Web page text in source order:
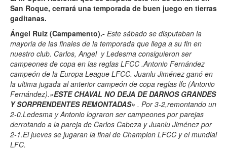
San Roque, cerrará una temporada de buen juego en tierras
gaditanas.
Ángel Ruiz (Campamento).- Este sábado se disputaban la
mayoria de las finales de la temporada que llega a su fin en
nuestro club. Carlos, Angel y Ledesma consiguieron ser
campeones de copa en las reglas LFCC .Antonio Fernández
campeón de la Europa League LFCC. Juanlu Jiménez ganó en
la ultima jugada al anterior campeón de copa reglas lfc (Antonio
Fernández).»ESTE CHAVAL NO DEJA DE DARNOS GRANDES
Y SORPRENDENTES REMONTADAS» . Por 3-2,remontando un
2-0.Ledesma y Antonio lograron ser campeones por parejas
derrotando a la pareja de Carlos Cabeza y Juanlu Jiménez por
2-1.El jueves se jugaran la final de Champion LFCC y el mundial
LFC.